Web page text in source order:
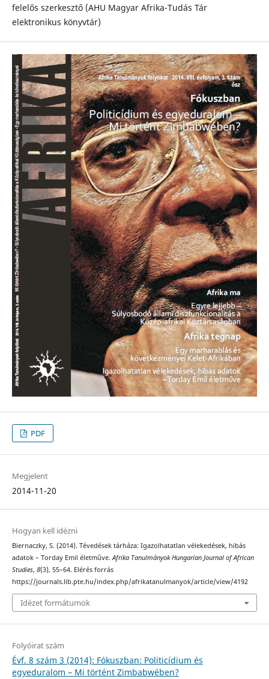
felelős szerkesztő (AHU Magyar Afrika-Tudás Tár
elektronikus könyvtár)
PDF
Megjelent
2014-11-20
Hogyan kell idézni
Biernaczky, S. (2014). Tévedések tárháza: Igazolhatatlan vélekedések, hibás
adatok – Torday Emil életműve. Afrika Tanulmányok Hungarian Journal of African
Studies, 8(3), 55–64. Elérés forrás
https://journals.lib.pte.hu/index.php/afrikatanulmanyok/article/view/4192
Idézet formátumok
Folyóirat szám
Évf. 8 szám 3 (2014): Fókuszban: Politicídium és
egyeduralom – Mi történt Zimbabwében?